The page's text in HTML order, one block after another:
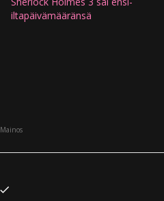
iltapäivämääränsä
Mainos